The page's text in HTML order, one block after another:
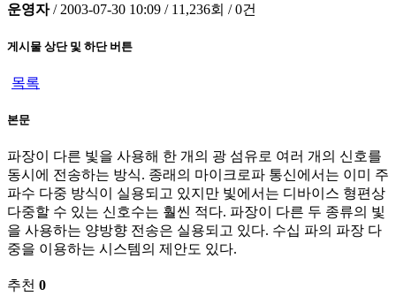
운영자 / 2003-07-30 10:09 / 11,236회 / 0건
게시물 상단 및 하단 버튼
목록
본문
파장이 다른 빛을 사용해 한 개의 광 섬유로 여러 개의 신호를
동시에 전송하는 방식. 종래의 마이크로파 통신에서는 이미 주
파수 다중 방식이 실용되고 있지만 빛에서는 디바이스 형편상
다중할 수 있는 신호수는 훨씬 적다. 파장이 다른 두 종류의 빛
을 사용하는 양방향 전송은 실용되고 있다. 수십 파의 파장 다
중을 이용하는 시스템의 제안도 있다.
추천 0